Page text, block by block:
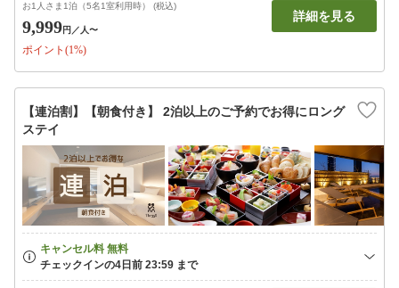
お1人さま1泊（5名1室利用時） (税込)
9,999円 ／人〜
ポイント(1%)
詳細を見る
【連泊割】【朝食付き】 2泊以上のご予約でお得にロング
ステイ